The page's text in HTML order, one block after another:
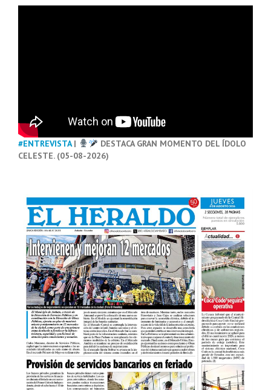
#ENTREVISTA|
DESTACA GRAN MOMENTO DEL ÍDOLO
CELESTE. (05-08-2026)